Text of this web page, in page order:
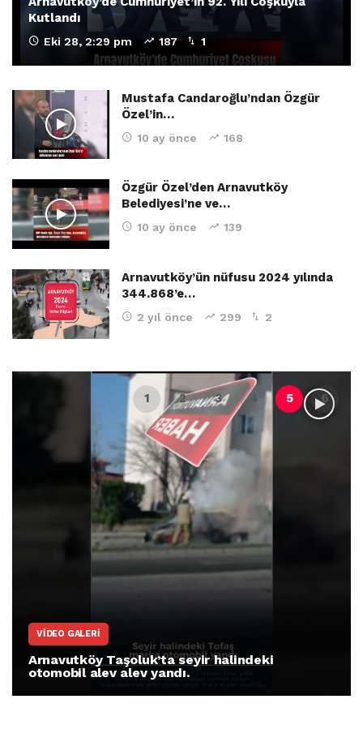
Kutlandı
Eki 28, 2:29 pm 187 1
Mustafa Candaroğlu’ndan Özgür
Özel’in…
10 ay önce 168
Özgür Özel’den Arnavutköy
Belediyesi’ne ve…
10 ay önce 139
Arnavutköy’ün nüfusu 2024 yılında
344.868’e…
2 yıl önce 299 2
VIDEO GALERI
Arnavutköy Taşoluk’ta seyir halindeki
otomobil alev alev yandı.